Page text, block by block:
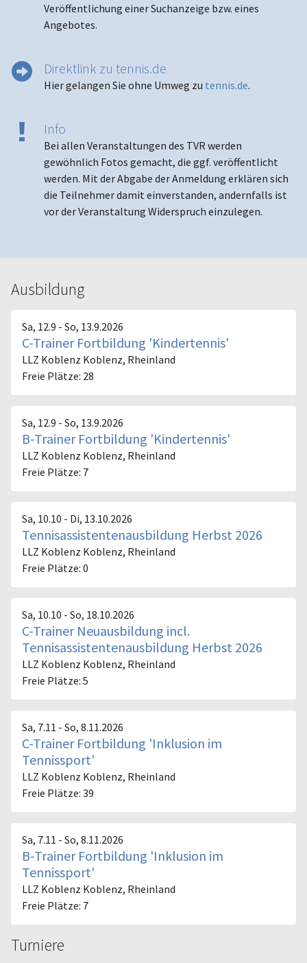
Veröffentlichung einer Suchanzeige bzw. eines
Angebotes.
Direktlink zu tennis.de
Hier gelangen Sie ohne Umweg zu tennis.de.
Info
Bei allen Veranstaltungen des TVR werden
gewöhnlich Fotos gemacht, die ggf. veröffentlicht
werden. Mit der Abgabe der Anmeldung erklären sich
die Teilnehmer damit einverstanden, andernfalls ist
vor der Veranstaltung Widerspruch einzulegen.
Ausbildung
Sa, 12.9 - So, 13.9.2026
C-Trainer Fortbildung 'Kindertennis'
LLZ Koblenz Koblenz, Rheinland
Freie Plätze: 28
Sa, 12.9 - So, 13.9.2026
B-Trainer Fortbildung 'Kindertennis'
LLZ Koblenz Koblenz, Rheinland
Freie Plätze: 7
Sa, 10.10 - Di, 13.10.2026
Tennisassistentenausbildung Herbst 2026
LLZ Koblenz Koblenz, Rheinland
Freie Plätze: 0
Sa, 10.10 - So, 18.10.2026
C-Trainer Neuausbildung incl.
Tennisassistentenausbildung Herbst 2026
LLZ Koblenz Koblenz, Rheinland
Freie Plätze: 5
Sa, 7.11 - So, 8.11.2026
C-Trainer Fortbildung 'Inklusion im
Tennissport'
LLZ Koblenz Koblenz, Rheinland
Freie Plätze: 39
Sa, 7.11 - So, 8.11.2026
B-Trainer Fortbildung 'Inklusion im
Tennissport'
LLZ Koblenz Koblenz, Rheinland
Freie Plätze: 7
Turniere